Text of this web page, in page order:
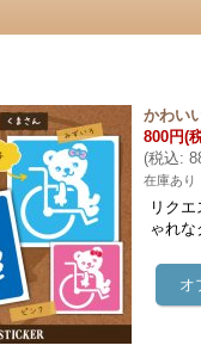
かわい
800円(
(税込:
在庫あり
リク
ゃれな